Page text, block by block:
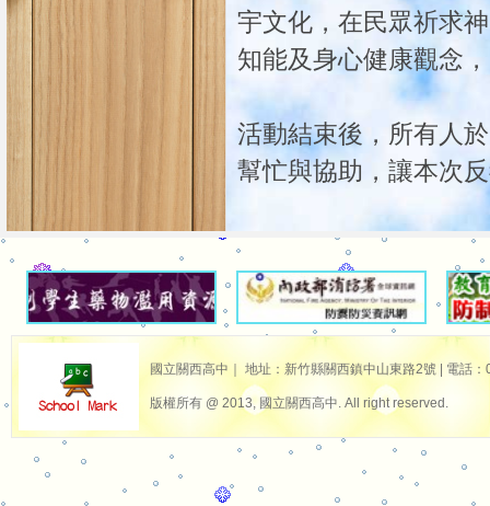
宇文化，在民眾祈求
知能及身心健康觀念
活動結束後，所有人
幫忙與協助，讓本次
國立關西高中｜ 地址：新竹縣關西鎮中山東路2號 | 電話
版權所有 @ 2013, 國立關西高中. All right reserved.